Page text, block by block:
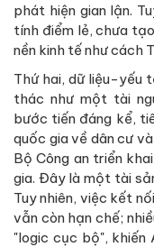
phát hiện gian lận.
tính điểm lẻ, chưa
nền kinh tế như cách
Thứ hai, dữ liệu-yếu
thác như một tài
bước tiến đáng kể,
quốc gia về dân cư
Bộ Công an triển
gia. Đây là một tài
Tuy nhiên, việc kết
vẫn còn hạn chế;
"logic cục bộ",